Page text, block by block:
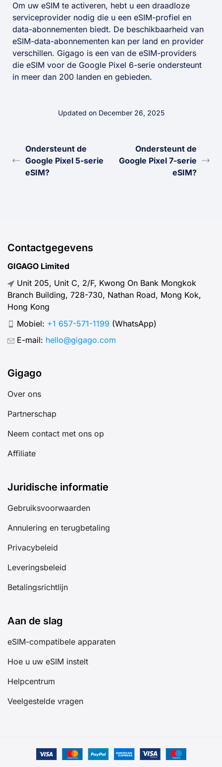
Om uw eSIM te activeren, hebt u een draadloze
serviceprovider nodig die u een eSIM-profiel en
data-abonnementen biedt. De beschikbaarheid van
eSIM-data-abonnementen kan per land en provider
verschillen. Gigago is een van de eSIM-providers
die eSIM voor de Google Pixel 6-serie ondersteunt
in meer dan 200 landen en gebieden.
Updated on December 26, 2025
Ondersteunt de
Google Pixel 5-serie
eSIM?
Ondersteunt de
Google Pixel 7-serie
eSIM?
Contactgegevens
GIGAGO Limited
Unit 205, Unit C, 2/F, Kwong On Bank Mongkok
Branch Building, 728-730, Nathan Road, Mong Kok,
Hong Kong
Mobiel: +1 657-571-1199 (WhatsApp)
E-mail: hello@gigago.com
Gigago
Over ons
Partnerschap
Neem contact met ons op
Affiliate
Juridische informatie
Gebruiksvoorwaarden
Annulering en terugbetaling
Privacybeleid
Leveringsbeleid
Betalingsrichtlijn
Aan de slag
eSIM-compatibele apparaten
Hoe u uw eSIM instelt
Helpcentrum
Veelgestelde vragen